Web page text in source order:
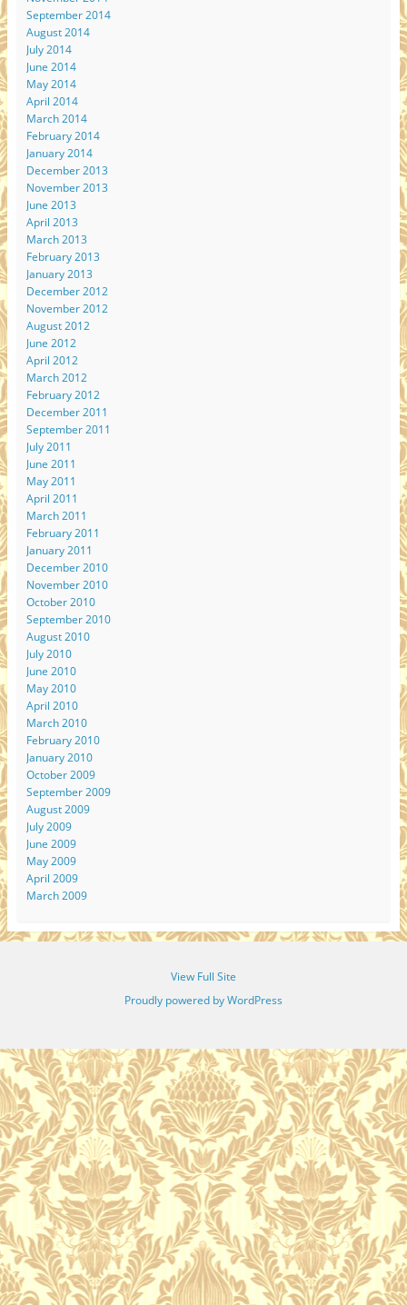
September 2014
August 2014
July 2014
June 2014
May 2014
April 2014
March 2014
February 2014
January 2014
December 2013
November 2013
June 2013
April 2013
March 2013
February 2013
January 2013
December 2012
November 2012
August 2012
June 2012
April 2012
March 2012
February 2012
December 2011
September 2011
July 2011
June 2011
May 2011
April 2011
March 2011
February 2011
January 2011
December 2010
November 2010
October 2010
September 2010
August 2010
July 2010
June 2010
May 2010
April 2010
March 2010
February 2010
January 2010
October 2009
September 2009
August 2009
July 2009
June 2009
May 2009
April 2009
March 2009
View Full Site
Proudly powered by WordPress